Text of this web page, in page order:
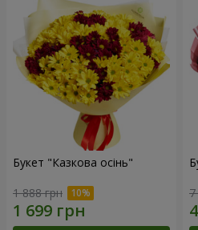
Букет "Казкова осінь"
1 888 грн 7